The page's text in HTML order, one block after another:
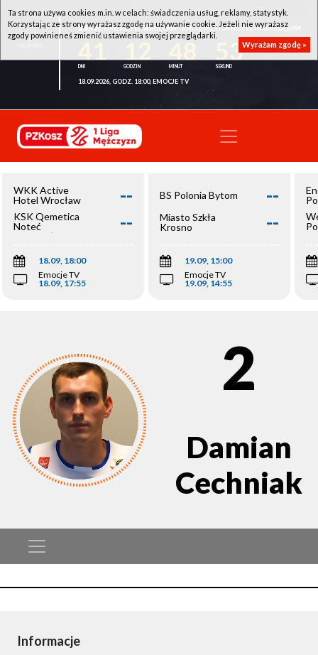
WKK ACTIVE HOTEL WROCŁAW - KSK QEMETICA NOTEĆ INOWROCŁAW
52
18.09.2026, GODZ. 18:00, EMOCJE TV
WKK Active
Hotel Wrocław
--
KSK Qemetica
Noteć
Inowrocław
--
18.09, 18:00
Emocje TV
18.09, 17:55
BS Polonia Bytom --
Miasto Szkła
Krosno
--
19.09, 15:00
Emocje TV
19.09, 14:55
2
Damian
Cechniak
Informacje
Ta strona używa cookies m.in. w celach: świadczenia usług, reklamy, statystyk.
Korzystając ze strony wyrażasz zgodę na używanie cookie. Jeżeli nie wyrażasz
zgody powinieneś zmienić ustawienia swojej przeglądarki.
Wyrażam zgodę »